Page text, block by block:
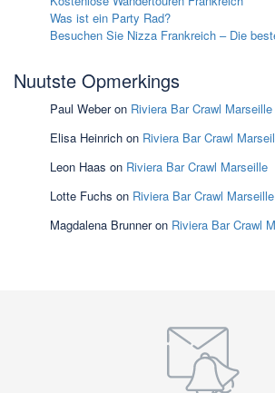
Was ist ein Party Rad?
Besuchen Sie Nizza Frankreich – Die
Nuutste Opmerkings
Paul Weberon Riviera Bar Crawl Marseille
Elisa Heinrich on Riviera Bar Crawl
Leon Haas on Riviera Bar Crawl Marseille
Lotte Fuchs on Riviera Bar Crawl Marseille
Magdalena Brunneron Riviera Bar Crawl